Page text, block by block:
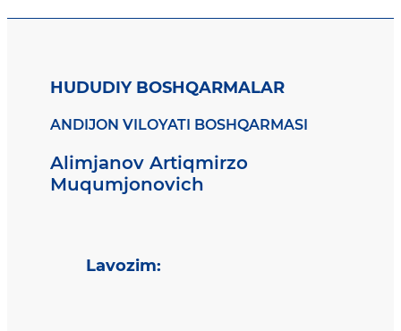
HUDUDIY BOSHQARMALAR
ANDIJON VILOYATI BOSHQARMASI
Alimjanov Artiqmirzo
Muqumjonovich
Lavozim: